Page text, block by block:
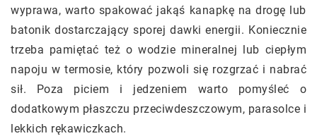
wyprawa, warto spakować jakąś kanapkę na drogę lub
batonik dostarczający sporej dawki energii. Koniecznie
trzeba pamiętać też o wodzie mineralnej lub ciepłym
napoju w termosie, który pozwoli się rozgrzać i nabrać
sił. Poza piciem i jedzeniem warto pomyśleć o
dodatkowym płaszczu przeciwdeszczowym, parasolce i
lekkich rękawiczkach.